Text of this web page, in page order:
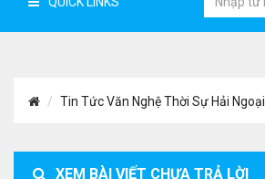
Tin Tức Văn Nghệ Thời Sự Hải Ngoại
XEM BÀI VIẾT CHƯA TRẢ LỜI